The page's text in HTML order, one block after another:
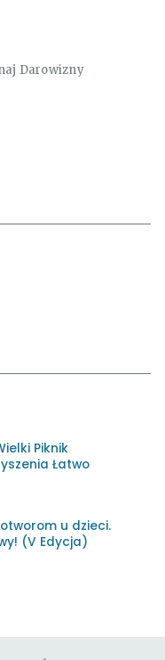
Darowizny
Piknik
Łatwo
u dzieci.
(V Edycja)